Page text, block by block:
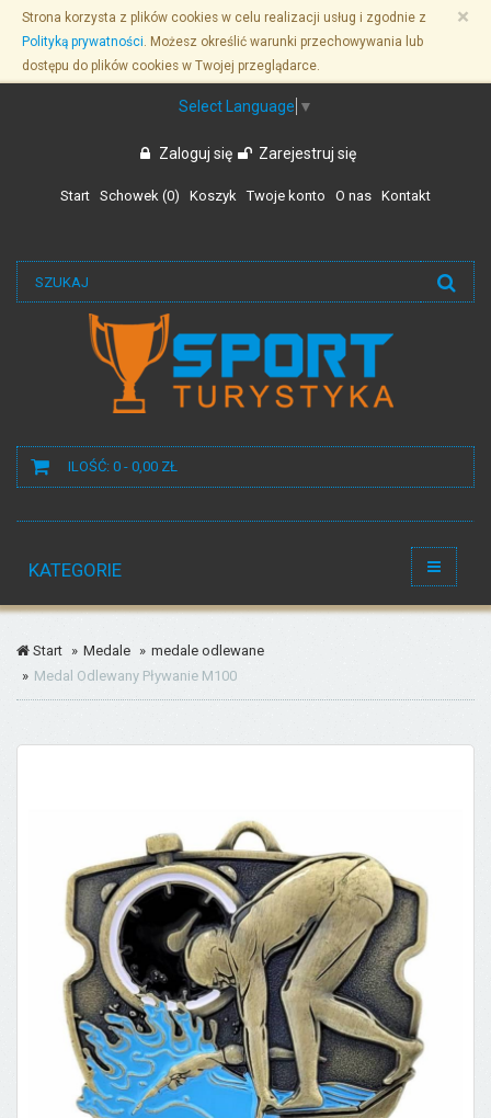
Przejdź
treści
×
Strona korzysta z plików cookies w celu realizacji usług i zgodnie z
Polityką prywatności. Możesz określić warunki przechowywania lub
dostępu do plików cookies w Twojej przeglądarce.
Select Language ▼
Zaloguj się Zarejestruj się
Start Schowek (0) Koszyk Twoje konto O nas Kontakt
ILOŚĆ: 0 - 0,00 ZŁ
KATEGORIE Menu
Start Medale
medale odlewane
Medal Odlewany Pływanie M100